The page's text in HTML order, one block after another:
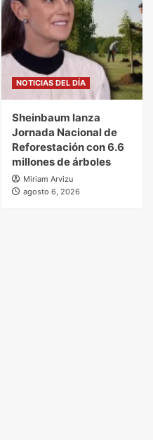
NOTICIAS DEL DÍA
Sheinbaum lanza
Jornada Nacional de
Reforestación con 6.6
millones de árboles
Miriam Arvizu
agosto 6, 2026